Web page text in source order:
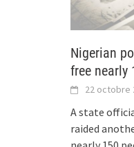
Nigerian
free nearly
22 octobre
A state
raided